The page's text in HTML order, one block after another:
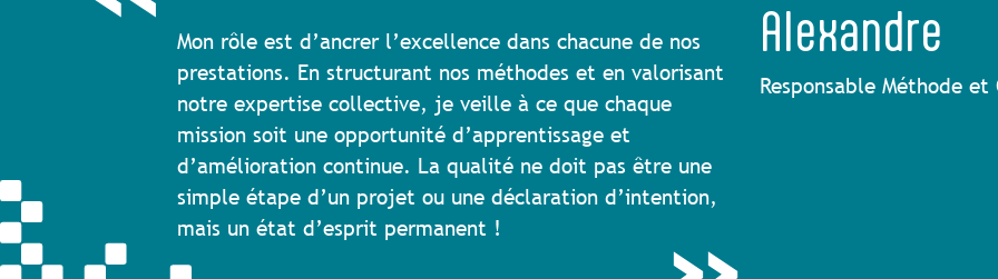
Mon rôle est d’ancrer l’excellence dans chacune de nos
prestations. En structurant nos méthodes et en valorisant
notre expertise collective, je veille à ce que chaque
mission soit une opportunité d’apprentissage et
d’amélioration continue. La qualité ne doit pas être une
simple étape d’un projet ou une déclaration d’intention,
mais un état d’esprit permanent !
Alexandre
Responsable Méthode